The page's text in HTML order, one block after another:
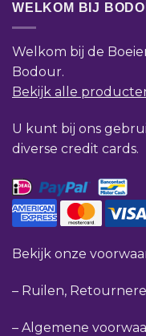
WELKOM BIJ
Welkom bij de
Bodour.
Bekijk alle
U kunt bij ons
diverse credit cards.
Bekijk onze
– Ruilen,
– Algemene